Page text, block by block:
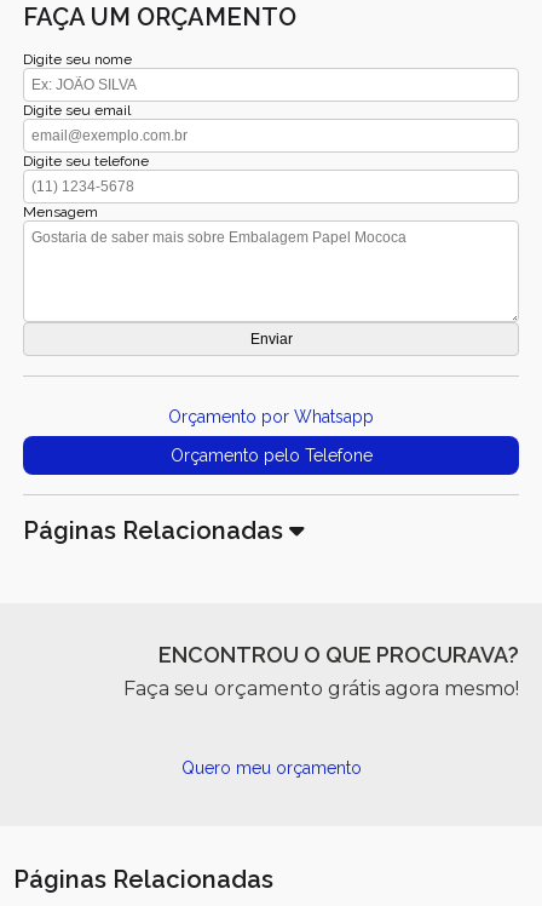
FAÇA UM ORÇAMENTO
Digite seu nome
Digite seu email
Digite seu telefone
Mensagem
Orçamento por Whatsapp
Orçamento pelo Telefone
Páginas Relacionadas
ENCONTROU O QUE PROCURAVA?
Faça seu orçamento grátis agora mesmo!
Quero meu orçamento
Páginas Relacionadas